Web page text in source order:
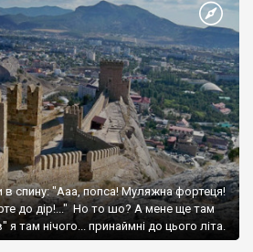
в спину: "Ааа, попса! Муляжна фортеця!
до дір!..." Но то шо? А мене ще там
я там нічого... принаймні до цього літа.